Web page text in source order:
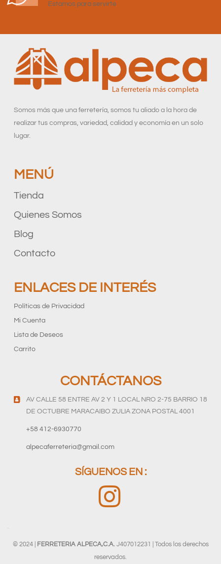
Estamos para servirte
Somos más que una ferretería, somos tu aliado a la hora de
realizar tus compras, variedad, calidad y economía en un solo
lugar.
MENÚ
Tienda
Quienes Somos
Blog
Contacto
ENLACES DE INTERÉS
Políticas de Privacidad
Mi Cuenta
Lista de Deseos
Carrito
CONTÁCTANOS
AV CALLE 58 ENTRE AV 2 Y 1 LOCAL NRO 2-75 BARRIO 18
DE OCTUBRE MARACAIBO ZULIA ZONA POSTAL 4001
+58 412-6930770
alpecaferreteria@gmail.com
SÍGUENOS EN :
© 2024 | FERRETERIA ALPECA,C.A.J407012231 | Todos los derechos
reservados.